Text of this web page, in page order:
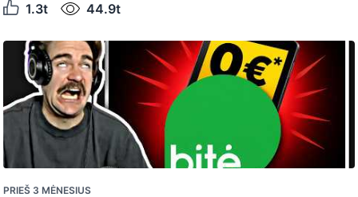
1.3t
44.9t
PRIEŠ 3 MĖNESIUS